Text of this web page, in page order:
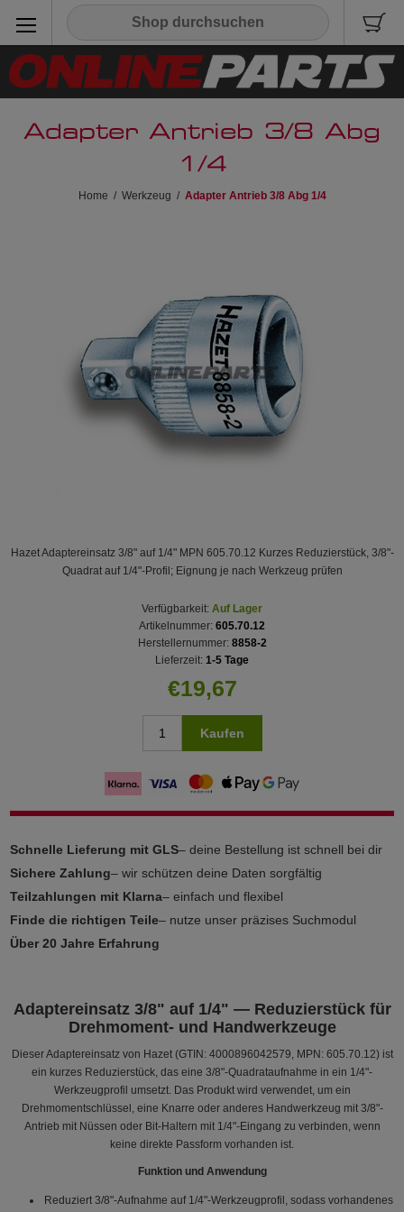
Adapter Antrieb 3/8 Abg
1/4
Home / Werkzeug / Adapter Antrieb 3/8 Abg 1/4
Hazet Adaptereinsatz 3/8" auf 1/4" MPN 605.70.12 Kurzes Reduzierstück, 3/8"-
Quadrat auf 1/4"-Profil; Eignung je nach Werkzeug prüfen
Verfügbarkeit: Auf Lager
Artikelnummer: 605.70.12
Herstellernummer: 8858-2
Lieferzeit: 1-5 Tage
€19,67
Kaufen
Schnelle Lieferung mit GLS– deine Bestellung ist schnell bei dir
Sichere Zahlung– wir schützen deine Daten sorgfältig
Teilzahlungen mit Klarna– einfach und flexibel
Finde die richtigen Teile– nutze unser präzises Suchmodul
Über 20 Jahre Erfahrung
Adaptereinsatz 3/8" auf 1/4" — Reduzierstück für
Drehmoment- und Handwerkzeuge
Dieser Adaptereinsatz von Hazet (GTIN: 4000896042579, MPN: 605.70.12) ist
ein kurzes Reduzierstück, das eine 3/8"-Quadrataufnahme in ein 1/4"-
Werkzeugprofil umsetzt. Das Produkt wird verwendet, um ein
Drehmomentschlüssel, eine Knarre oder anderes Handwerkzeug mit 3/8"-
Antrieb mit Nüssen oder Bit‑Haltern mit 1/4"-Eingang zu verbinden, wenn
keine direkte Passform vorhanden ist.
Funktion und Anwendung
Reduziert 3/8"-Aufnahme auf 1/4"-Werkzeugprofil, sodass vorhandenes